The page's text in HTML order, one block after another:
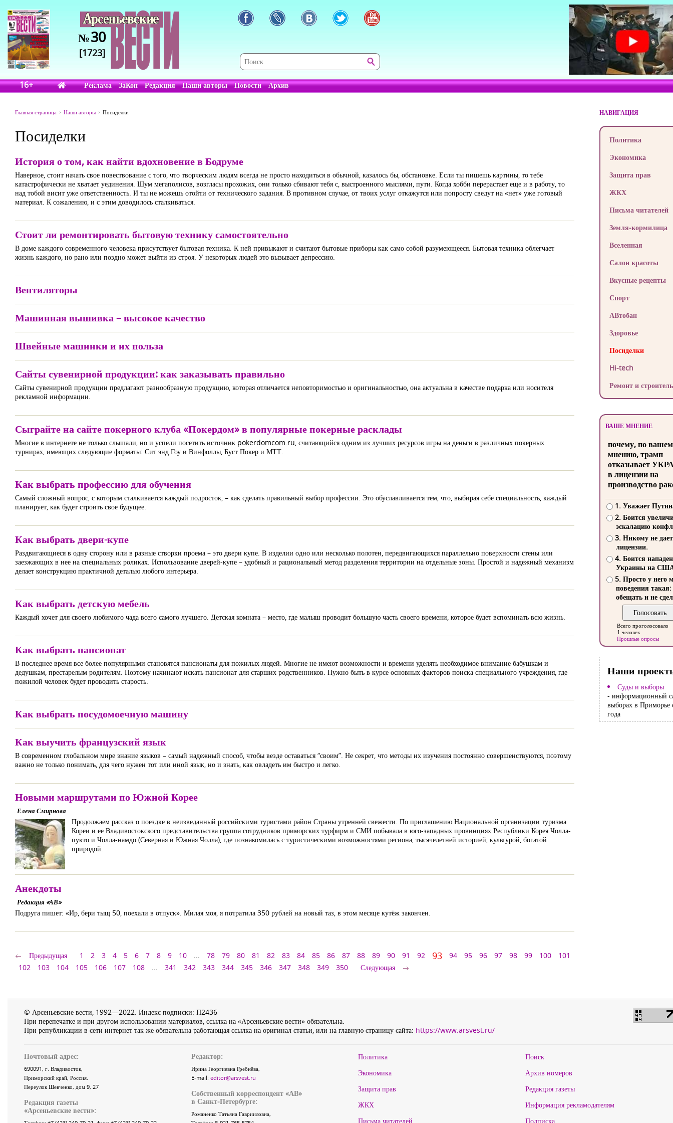
№30
[1723]
16+ Реклама ЗаКон Редакция Наши авторы Новости Архив
Главная страница Наши авторы Посиделки
Посиделки
История о том, как найти вдохновение в Бодруме
Наверное, стоит начать свое повествование с того, что творческим людям всегда не просто находиться в обычной, казалось бы, обстановке. Если ты пишешь картины, то тебе
катастрофически не хватает уединения. Шум мегаполисов, возгласы прохожих, они только сбивают тебя с, выстроенного мыслями, пути. Когда хобби перерастает еще и в работу, то
над тобой висит уже ответственность. И ты не можешь отойти от технического задания. В противном случае, от твоих услуг откажутся или попросту сведут на «нет» уже готовый
материал. К сожалению, и с этим доводилось сталкиваться.
Стоит ли ремонтировать бытовую технику самостоятельно
В доме каждого современного человека присутствует бытовая техника. К ней привыкают и считают бытовые приборы как само собой разумеющееся. Бытовая техника облегчает
жизнь каждого, но рано или поздно может выйти из строя. У некоторых людей это вызывает депрессию.
Вентиляторы
Машинная вышивка – высокое качество
Швейные машинки и их польза
Сайты сувенирной продукции: как заказывать правильно
Сайты сувенирной продукции предлагают разнообразную продукцию, которая отличается неповторимостью и оригинальностью, она актуальна в качестве подарка или носителя
рекламной информации.
Сыграйте на сайте покерного клуба «Покердом» в популярные покерные расклады
Многие в интернете не только слышали, но и успели посетить источник pokerdomcom.ru, считающийся одним из лучших ресурсов игры на деньги в различных покерных
турнирах, имеющих следующие форматы: Сит энд Гоу и Винфоллы, Буст Покер и МТТ.
Как выбрать профессию для обучения
Самый сложный вопрос, с которым сталкивается каждый подросток, – как сделать правильный выбор профессии. Это обуславливается тем, что, выбирая себе специальность, каждый
планирует, как будет строить свое будущее.
Как выбрать двери-купе
Раздвигающиеся в одну сторону или в разные створки проема – это двери купе. В изделии одно или несколько полотен, передвигающихся параллельно поверхности стены или
заезжающих в нее на специальных роликах. Использование дверей-купе – удобный и рациональный метод разделения территории на отдельные зоны. Простой и надежный механизм
делает конструкцию практичной деталью любого интерьера.
Как выбрать детскую мебель
Каждый хочет для своего любимого чада всего самого лучшего. Детская комната – место, где малыш проводит большую часть своего времени, которое будет вспоминать всю жизнь.
Как выбрать пансионат
В последнее время все более популярными становятся пансионаты для пожилых людей. Многие не имеют возможности и времени уделять необходимое внимание бабушкам и
дедушкам, престарелым родителям. Поэтому начинают искать пансионат для старших родственников. Нужно быть в курсе основных факторов поиска специального учреждения, где
пожилой человек будет проводить старость.
Как выбрать посудомоечную машину
Как выучить французский язык
В современном глобальном мире знание языков – самый надежный способ, чтобы везде оставаться “своим”. Не секрет, что методы их изучения постоянно совершенствуются, поэтому
важно не только понимать, для чего нужен тот или иной язык, но и знать, как овладеть им быстро и легко.
Новыми маршрутами по Южной Корее
Елена Смирнова
Продолжаем рассказ о поездке в неизведанный российскими туристами район Страны утренней свежести. По приглашению Национальной организации туризма
Кореи и ее Владивостокского представительства группа сотрудников приморских турфирм и СМИ побывала в юго-западных провинциях Республики Корея Чолла-
пукто и Чолла-намдо (Северная и Южная Чолла), где познакомилась с туристическими возможностями региона, тысячелетней историей, культурой, богатой
природой.
Анекдоты
Редакция «АВ»
Подруга пишет: «Ир, бери тыщ 50, поехали в отпуск». Милая моя, я потратила 350 рублей на новый таз, в этом месяце кутёж закончен.
Предыдущая 1 2 3 4 5 6 7 8 9 10 ... 78 79 80 81 82 83 84 85 86 87 88 89 90 91 92 93 94 95 96 97 98 99 100
101
102
103 104 105 106 107 108 ... 341 342 343 344 345 346 347 348 349 350 Следующая
НАВИГАЦИЯ
Политика
Экономика
Защита прав
ЖКХ
Письма читателей
Земля-кормилица
Вселенная
Салон красоты
Вкусные рецепты
Спорт
АВтобан
Здоровье
Посиделки
Hi-tech
Ремонт и
ВАШЕ МНЕНИЕ
почему, по
мнению, трамп
отказывает
в лицензии на
производство
1. Уважает
2. Боится
эскалацию
3. Никому не
лицензии.
4. Боится
Украины на
5. Просто у него
поведения такая:
обещать и не
Всего проголосовало
1 человек
Прошлые опросы
Наши
Суды и выборы
- информационный
выборах в Приморье
года
© Арсеньевские вести, 1992—2022. Индекс подписки: П2436
При перепечатке и при другом использовании материалов, ссылка на «Арсеньевские вести» обязательна.
При републикации в сети интернет так же обязательна работающая ссылка на оригинал статьи, или на главную страницу сайта: https://www.arsvest.ru/
Почтовый адрес:
690091, г. Владивосток,
Приморский край, Россия.
Переулок Шевченко, дом 9, 27
Редакция газеты
«Арсеньевские вести»:
Редактор:
Ирина Георгиевна Гребнёва,
E-mail: editor@arsvest.ru
Собственный корреспондент «АВ»
в Санкт-Петербурге:
Романенко Татьяна Гаврииловна,
Политика
Экономика
Защита прав
ЖКХ
Письма читателей
Поиск
Архив номеров
Редакция газеты
Информация рекламодателям
Подписка